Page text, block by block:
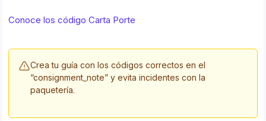
Conoce los código Carta Porte
Crea tu guía con los códigos correctos en el
“consignment_note” y evita incidentes con la
paquetería.